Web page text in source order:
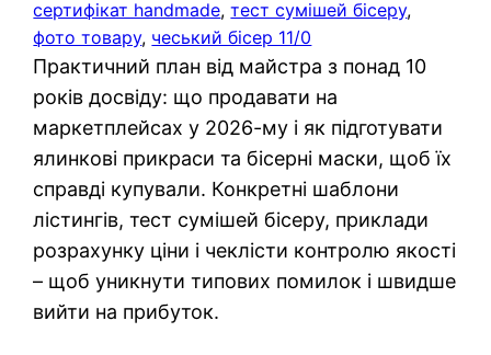
сертифікат handmade, тест сумішей бісеру
фото товару, чеський бісер 11/0
Практичний план від майстра з понад 10
років досвіду: що продавати на
маркетплейсах у 2026-му і як підготувати
ялинкові прикраси та бісерні маски, щоб їх
справді купували. Конкретні шаблони
лістингів, тест сумішей бісеру, приклади
розрахунку ціни і чеклісти контролю якості
– щоб уникнути типових помилок і швидше
вийти на прибуток.